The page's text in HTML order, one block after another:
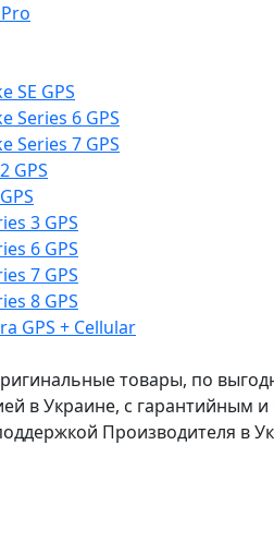
SE GPS
Series 6 GPS
Series 7 GPS
GPS
3 GPS
6 GPS
7 GPS
8 GPS
GPS + Cellular
товары, по
в Украине, с гарантийным
Производителя в